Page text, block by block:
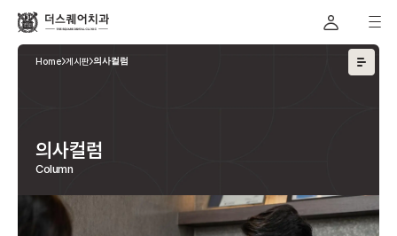
Home 게시판 의사컬럼
의사컬럼
Column